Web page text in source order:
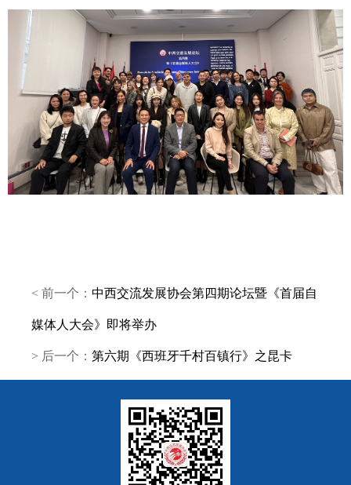
< 前一个： 中西交流发展协会第四期论坛暨《首届自
媒体人大会》即将举办
> 后一个： 第六期《西班牙千村百镇行》之昆卡